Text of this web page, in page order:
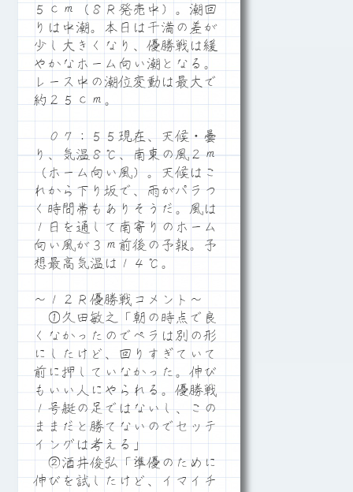
５ｃｍ（８Ｒ発売中）。潮回
りは中潮。本日は干満の差が
少し大きくなり、優勝戦は緩
やかなホーム向い潮となる。
レース中の潮位変動は最大で
約２５ｃｍ。
０７：５５現在、天候・曇
り、気温８℃、南東の風２ｍ
（ホーム向い風）。天候はこ
れから下り坂で、雨がパラつ
く時間帯もありそうだ。風は
１日を通して南寄りのホーム
向い風が３ｍ前後の予報。予
想最高気温は１４℃。
～１２Ｒ優勝戦コメント～
①久田敏之「朝の時点で良
くなかったのでペラは別の形
にしたけど、回りすぎていて
前に押していなかった。伸び
もいい人にやられる。優勝戦
１号艇の足ではないし、この
ままだと勝てないのでセッテ
イングは考える」
②酒井俊弘「準優のために
伸びを試したけど、イマイチ